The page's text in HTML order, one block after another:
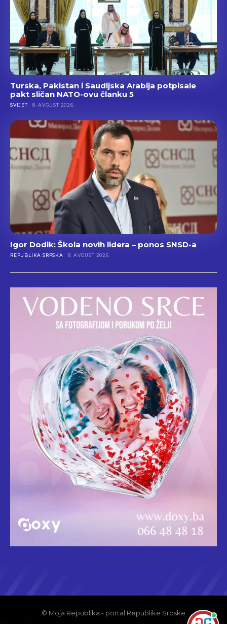
Turska, Pakistan i Saudijska Arabija potpisale
pakt sličan NATO-ovu članku 5
SVIJET 8. AVGUST 2026.
Igor Dodik: Škola novih lidera – ponos SNSD-a
REPUBLIKA SRPSKA 8. AVGUST 2026.
© Moja Republika - portal Republike Srpske